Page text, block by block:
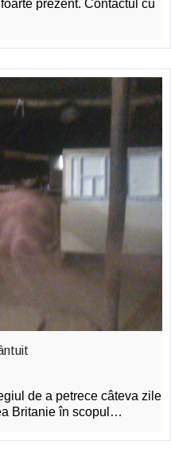
prezent. Contactul cu
de a petrece câteva zile
Britanie în scopul…